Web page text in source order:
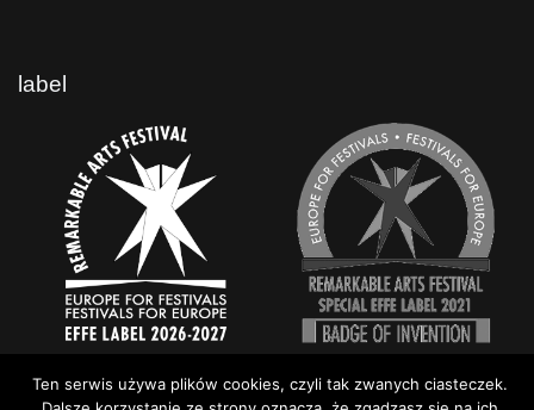
label
Ten serwis używa plików cookies, czyli tak zwanych ciasteczek.